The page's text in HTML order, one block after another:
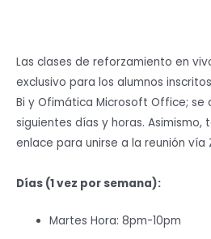
Las clases de reforzamiento en
exclusivo para los alumnos
Bi y Ofimática Microsoft Office; se
siguientes días y horas. Asimismo,
enlace para unirse a la reunión vía
Días (1 vez por semana):
Martes Hora: 8pm-10pm